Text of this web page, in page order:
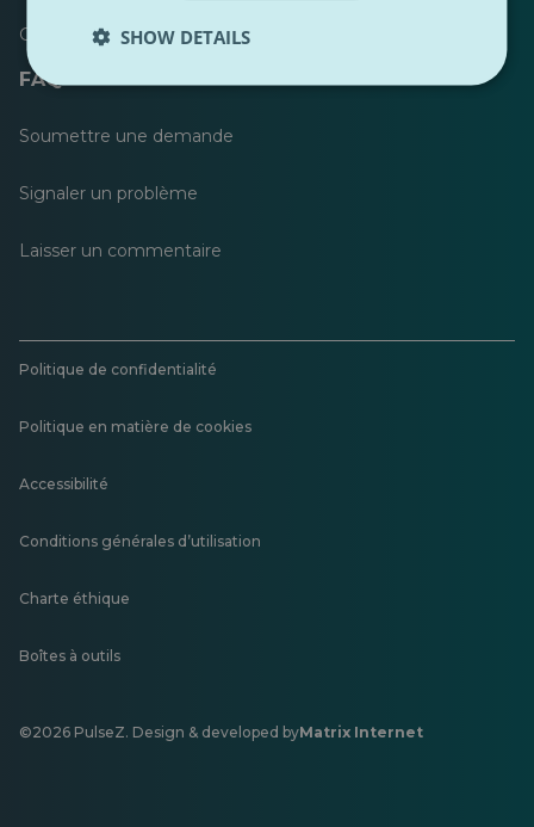
Guide de publication pour les contributeurs PulseZ
FAQ
Soumettre une demande
Signaler un problème
Laisser un commentaire
Politique de confidentialité
Politique en matière de cookies
Accessibilité
Conditions générales d’utilisation
Charte éthique
Boîtes à outils
©2026 PulseZ. Design & developed byMatrix Internet
S'ouvre
SHOW DETAILS